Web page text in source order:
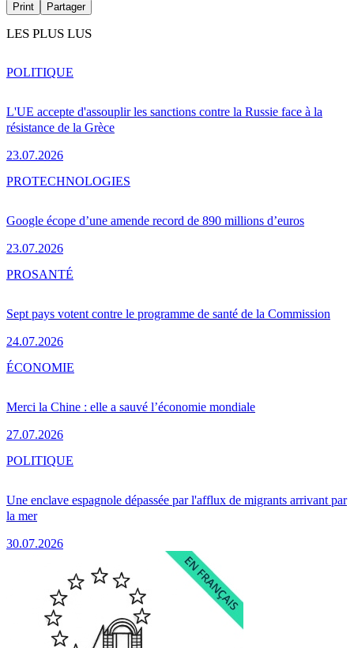
Print Partager
LES PLUS LUS
L'UE accepte d'assouplir les sanctions contre la Russie face à la
résistance de la Grèce
23.07.2026
POLITIQUE
Google écope d’une amende record de 890 millions d’euros
23.07.2026
PROTECHNOLOGIES
Sept pays votent contre le programme de santé de la Commission
24.07.2026
PROSANTÉ
Merci la Chine : elle a sauvé l’économie mondiale
27.07.2026
ÉCONOMIE
Une enclave espagnole dépassée par l'afflux de migrants arrivant par
la mer
30.07.2026
POLITIQUE